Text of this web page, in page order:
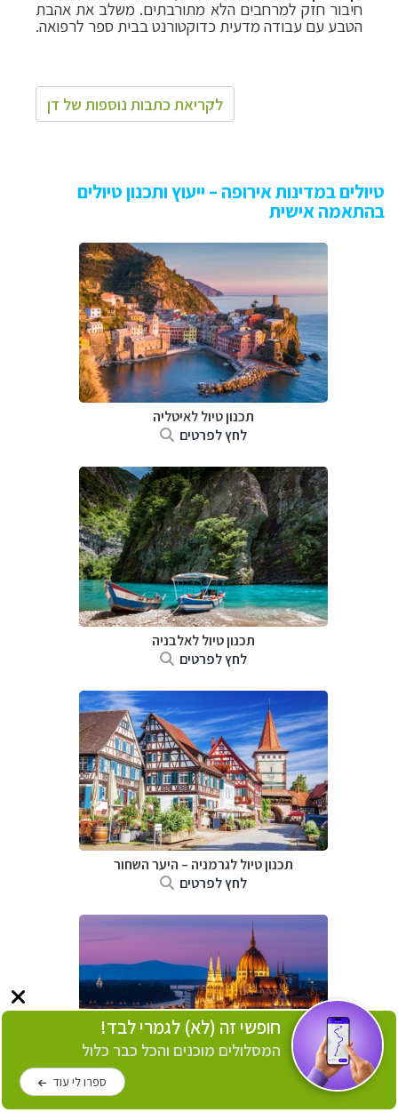
חיבור חזק למרחבים הלא מתורבתים. משלב את אהבת
הטבע עם עבודה מדעית כדוקטורנט בבית ספר לרפואה.
לקריאת כתבות נוספות של דן
טיולים במדינות אירופה – ייעוץ ותכנון טיולים
בהתאמה אישית
תכנון טיול לאיטליה
לחץ לפרטים
תכנון טיול לאלבניה
לחץ לפרטים
תכנון טיול לגרמניה – היער השחור
לחץ לפרטים
לחץ לפרטים
חופשי זה (לא) לגמרי לבד!
המסלולים מוכנים והכל כבר כלול
ספרו לי עוד